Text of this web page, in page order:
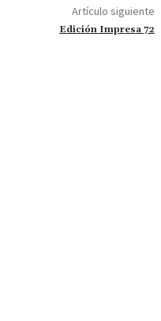
Artículo siguiente
Edición Impresa 72